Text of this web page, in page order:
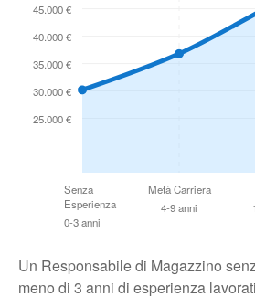
25.000 €
30.000 €
35.000 €
40.000 €
45.000 €
Senza
Esperienza
0-3 anni
Metà Carriera
4-9 anni
Un Responsabile di Magazzino
meno di 3 anni di esperienza